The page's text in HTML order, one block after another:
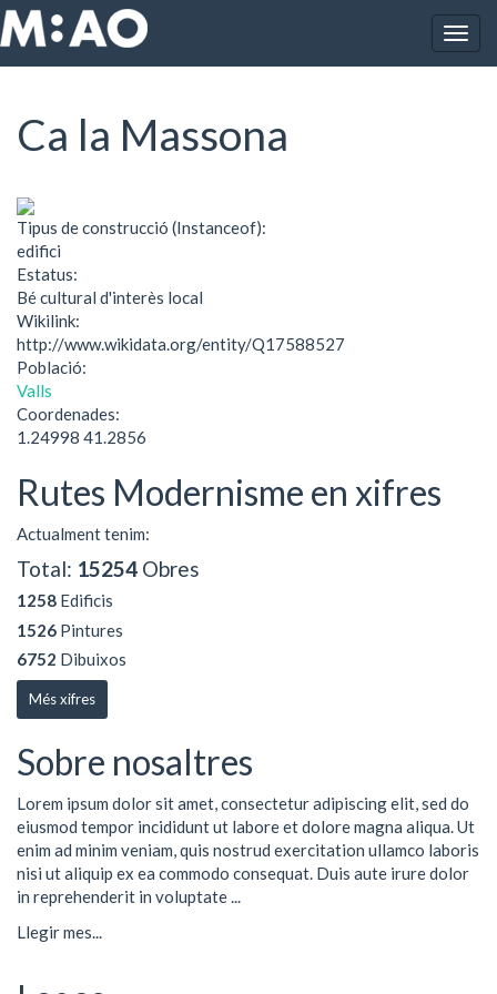
Vés al contingut
Inici Ca la Massona
Ca la Massona
Tipus de construcció (Instanceof):
edifici
Estatus:
Bé cultural d'interès local
Wikilink:
http://www.wikidata.org/entity/Q17588527
Població:
Valls
Coordenades:
1.24998 41.2856
Rutes Modernisme en xifres
Actualment tenim:
Total: 15254 Obres
1258 Edificis
1526 Pintures
6752 Dibuixos
Més xifres
Sobre nosaltres
Lorem ipsum dolor sit amet, consectetur adipiscing elit, sed do
eiusmod tempor incididunt ut labore et dolore magna aliqua. Ut
enim ad minim veniam, quis nostrud exercitation ullamco laboris
nisi ut aliquip ex ea commodo consequat. Duis aute irure dolor
in reprehenderit in voluptate ...
Llegir mes...